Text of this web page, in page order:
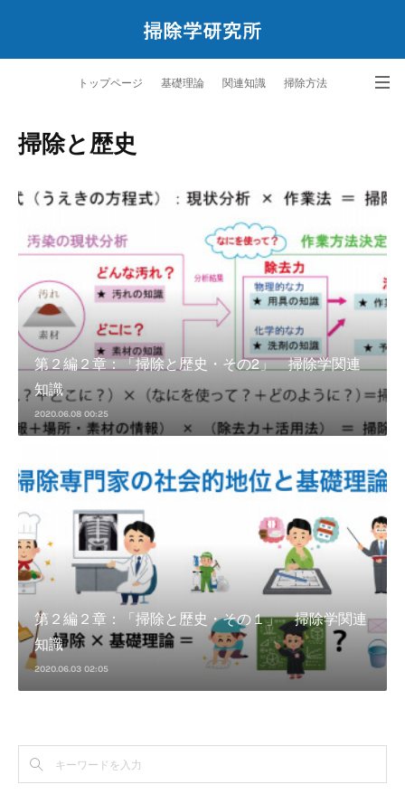
トップページ 基礎理論 関連知識 掃除方法
掃除と歴史
第２編２章：「掃除と歴史・その2」 掃除学関連
知識
2020.06.08 00:25
第２編２章：「掃除と歴史・その１」 掃除学関連
知識
2020.06.03 02:05